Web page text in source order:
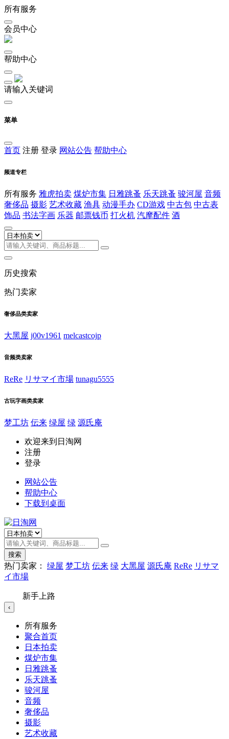
所有服务
会员中心
帮助中心
请输入关键词
菜单
首页 注册 登录 网站公告 帮助中心
频道专栏
所有服务 雅虎拍卖 煤炉市集 日雅跳蚤 乐天跳蚤 骏河屋 音频
奢侈品 摄影 艺术收藏 渔具 动漫手办 CD游戏 中古包 中古表
饰品 书法字画 乐器 邮票钱币 打火机 汽摩配件 酒
历史搜索
热门卖家
奢侈品类卖家
大黑屋 j00v1961 melcastcojp
音频类卖家
ReRe リサマイ市場 tunagu5555
古玩字画类卖家
梦工坊 伝来 绿屋 绿 源氏庵
欢迎来到日淘网
注册
登录
网站公告
帮助中心
下载到桌面
搜索
热门卖家： 绿屋 梦工坊 伝来 绿 大黑屋 源氏庵 ReRe リサマ
イ市場
新手上路
‹
所有服务
聚合首页
日本拍卖
煤炉市集
日雅跳蚤
乐天跳蚤
骏河屋
音频
奢侈品
摄影
艺术收藏